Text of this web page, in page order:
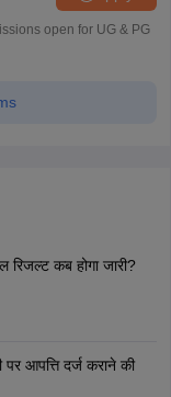
open for UG & PG
कब होगा जारी?
आपत्ति दर्ज कराने की